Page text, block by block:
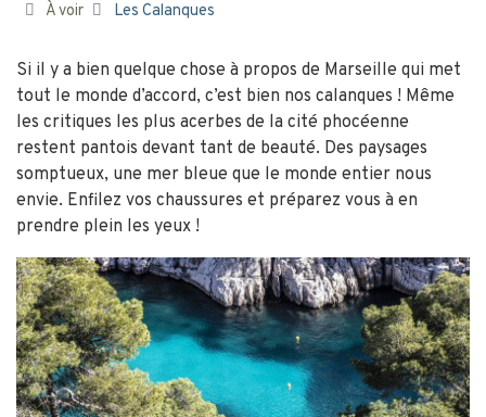
À voir Les Calanques
Si il y a bien quelque chose à propos de Marseille qui met
tout le monde d’accord, c’est bien nos calanques ! Même
les critiques les plus acerbes de la cité phocéenne
restent pantois devant tant de beauté. Des paysages
somptueux, une mer bleue que le monde entier nous
envie. Enfilez vos chaussures et préparez vous à en
prendre plein les yeux !